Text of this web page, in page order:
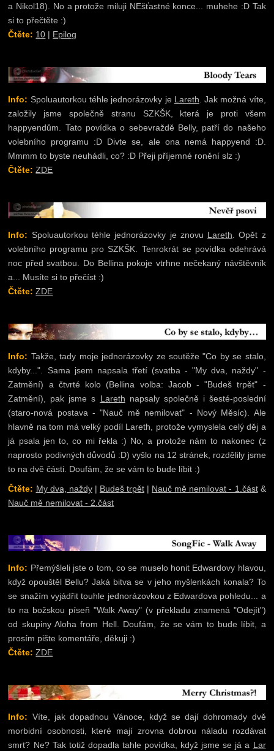
a Nikol18). No a protože miluji NEšťastné konce... muhehe :D Tak
si to přečtěte :)
Čtěte: 10 | Epilog
Info: Spoluautorkou téhle jednorázovky je Lareth. Jak možná víte,
založily jsme společně stranu SZKŠK, která je proti všem
happyendům. Tato povídka o sebevraždě Belly, patří do našeho
volebního programu :D Divte se, ale ona nemá happyend :D.
Mmmm to byste neuhádli, co? :D Přeji příjemné ronění slz :)
Čtěte: ZDE
Info: Spoluautorkou téhle jednorázovky je znovu Lareth . Opět z
volebního programu pro SZKŠK. Tenrokrát se povídka odehrává
noc před svatbou. Do Bellina pokoje vtrhne nečekaný návštěvník
a... Musíte si to přečíst :)
Čtěte: ZDE
Info: Takže, tady moje jednorázovky ze soutěže "Co by se stalo,
kdyby...". Sama jsem napsala třetí (svatba - "My dva, naždy" -
Zatmění) a čtvrté kolo (Bellina volba: Jacob - "Budeš trpět" -
Zatmění), pak jsme s Lareth napsaly společně i šesté-poslední
(staro-nová postava - "Nauč mě nemilovat" - Nový Měsíc). Ale
hlavně na tom má velký podíl Lareth, protože vymyslela celý děj a
já psala jen to, co mi řekla :) No, a protože nám to nakonec (z
naprosto podivných důvodů :D) vyšlo na 12 stránek, rozdělily jsme
to na dvě části. Doufám, že se vám to bude líbit :)
Čtěte: My dva, naždy| Budeš trpět | Nauč mě nemilovat - 1.část&
Nauč mě nemilovat - 2.část
Info: Přemýšleli jste o tom, co se muselo honit Edwardovy hlavou,
když opouštěl Bellu? Jaká bitva se v jeho myšlenkách konala? To
se snažím vyjádřit touhle jednorázovkou z Edwardova pohledu... a
to na božskou píseň "Walk Away" (v překladu znamená "Odejít")
od skupiny Aloha from Hell. Doufám, že se vám to bude líbit, a
prosím pište komentáře, děkuji :)
Čtěte: ZDE
Info: Víte, jak dopadnou Vánoce, když se dají dohromady dvě
morbidní osobnosti, které mají zrovna dobrou náladu rozdávat
smrt? Ne? Tak totiž dopadla tahle povídka, když jsme se já a Lar